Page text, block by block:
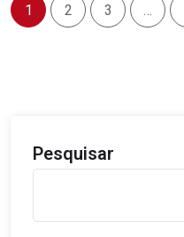
1 2 3
Pesquisar